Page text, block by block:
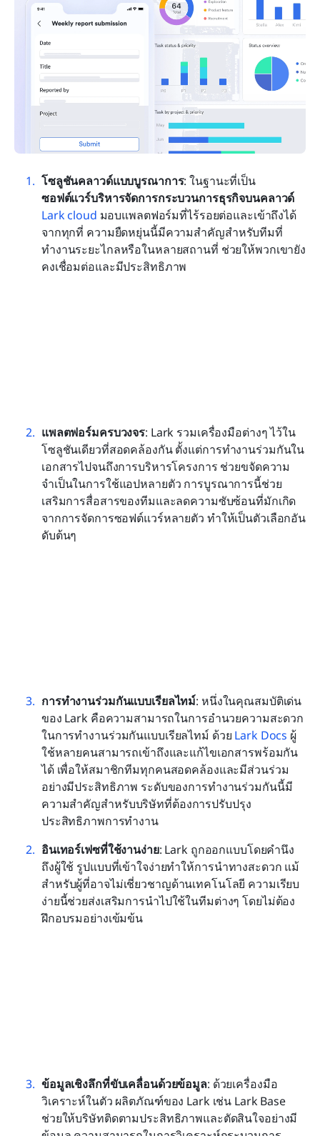
โซลูชันคลาวด์แบบบูรณาการ
: ในฐานะที่เป็น
ซอฟต์แวร์บริหารจัดการกระบวนการธุรกิจบนคลาวด์
Lark cloud มอบแพลตฟอร์มที่ไร้รอยต่อและเข้าถึงได้
จากทุกที่ ความยืดหยุ่นนี้มีความสำคัญสำหรับทีมที่
ทำงานระยะไกลหรือในหลายสถานที่ ช่วยให้พวกเขายัง
คงเชื่อมต่อและมีประสิทธิภาพ
แพลตฟอร์มครบวงจร: Lark รวมเครื่องมือต่างๆ ไว้ใน
โซลูชันเดียวที่สอดคล้องกัน ตั้งแต่การทำงานร่วมกันใน
เอกสารไปจนถึงการบริหารโครงการ ช่วยขจัดความ
จำเป็นในการใช้แอปหลายตัว การบูรณาการนี้ช่วย
เสริมการสื่อสารของทีมและลดความซับซ้อนที่มักเกิด
จากการจัดการซอฟต์แวร์หลายตัว ทำให้เป็นตัวเลือกอัน
ดับต้นๆ
การทำงานร่วมกันแบบเรียลไทม์: หนึ่งในคุณสมบัติเด่น
ของ Lark คือความสามารถในการอำนวยความสะดวก
ในการทำงานร่วมกันแบบเรียลไทม์ ด้วย Lark Docs ผู้
ใช้หลายคนสามารถเข้าถึงและแก้ไขเอกสารพร้อมกัน
ได้ เพื่อให้สมาชิกทีมทุกคนสอดคล้องและมีส่วนร่วม
อย่างมีประสิทธิภาพ ระดับของการทำงานร่วมกันนี้มี
ความสำคัญสำหรับบริษัทที่ต้องการปรับปรุง
ประสิทธิภาพการทำงาน
อินเทอร์เฟซที่ใช้งานง่าย: Lark ถูกออกแบบโดยคำนึง
ถึงผู้ใช้ รูปแบบที่เข้าใจง่ายทำให้การนำทางสะดวก แม้
สำหรับผู้ที่อาจไม่เชี่ยวชาญด้านเทคโนโลยี ความเรียบ
ง่ายนี้ช่วยส่งเสริมการนำไปใช้ในทีมต่างๆ โดยไม่ต้อง
ฝึกอบรมอย่างเข้มข้น
ข้อมูลเชิงลึกที่ขับเคลื่อนด้วยข้อมูล: ด้วยเครื่องมือ
วิเคราะห์ในตัว ผลิตภัณฑ์ของ Lark เช่น Lark Base
ช่วยให้บริษัทติดตามประสิทธิภาพและตัดสินใจอย่างมี